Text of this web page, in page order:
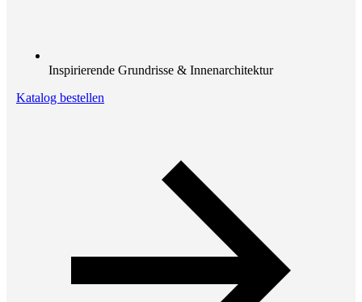
Inspirierende Grundrisse & Innenarchitektur
Katalog bestellen